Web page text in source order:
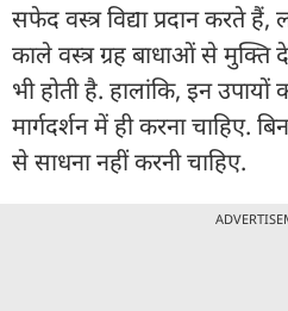
सफेद वस्त्र विद्या प्रदान करते हैं,
काले वस्त्र ग्रह बाधाओं से मुक्ति
भी होती है. हालांकि, इन
मार्गदर्शन में ही करना चाहिए.
से साधना नहीं करनी चाहिए.